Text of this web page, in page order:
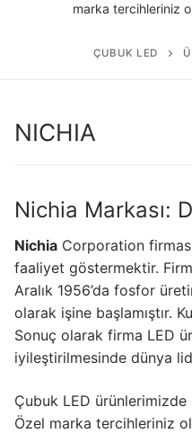
Yarı
LED
Sabit
Sabit
Sabit
LED
marka tercihleriniz
ÇUBUK LED
NICHIA
Nichia Markası:
Nichia Corporation
faaliyet göstermektir.
Aralık 1956’da fosfor
olarak işine başlamıştır.
Sonuç olarak firma LED
iyileştirilmesinde dünya
Çubuk LED ürünlerimizde
Özel marka tercihleriniz